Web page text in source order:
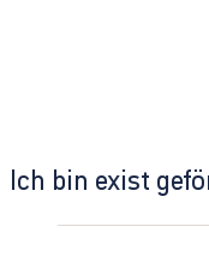
Ich bin exist